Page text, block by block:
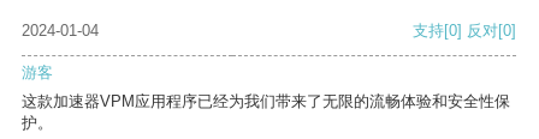
2024-01-04 支持[0] 反对[0]
游客
这款加速器VPM应用程序已经为我们带来了无限的流畅体验和安全性保
护。